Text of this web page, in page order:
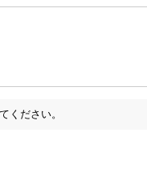
ください。